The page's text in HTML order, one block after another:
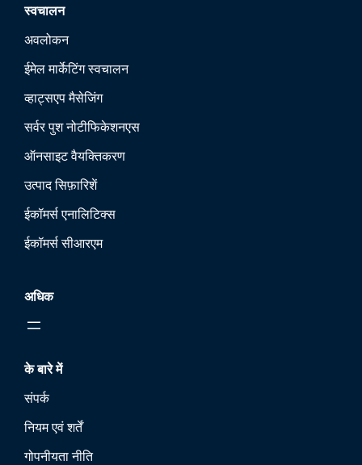
स्वचालन
अवलोकन
ईमेल मार्केटिंग स्वचालन
व्हाट्सएप मैसेजिंग
सर्वर पुश नोटीफिकेशनएस
ऑनसाइट वैयक्तिकरण
उत्पाद सिफ़ारिशें
ईकॉमर्स एनालिटिक्स
ईकॉमर्स सीआरएम
अधिक
के बारे में
संपर्क
नियम एवं शर्तें
गोपनीयता नीति